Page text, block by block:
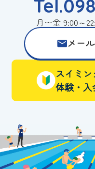
月〜金 9:00～
メー
スイミ
体験・入